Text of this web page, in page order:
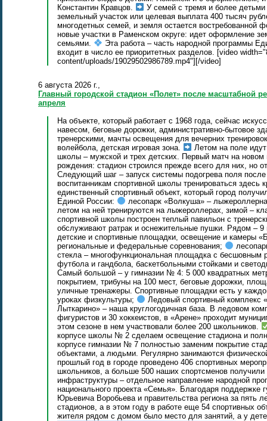
Константин Кравцов.
У семей с тремя и более
земельный участок или целевая выплата 400 тысяч
многодетных семей, и земля остается востребованной
новые участки в Раменском округе: идет оформление
семьями.
Эта работа – часть народной программы
входит в число ее приоритетных разделов. [video
content/uploads/19029502986789.mp4"][/video]
6 августа 2026 г.,
Главный городской стадион «Полет» после масштабной
апреля
На объекте, который работает с 1968 года, сейчас
навесом, беговые дорожки, административно-бытовое
тренерскими, мачты освещения для вечерних
волейбола, детская игровая зона.
Летом на поле
школы – мужской и трех детских. Первый матч на новом
рождения: стадион строился прежде всего для них, но
Следующий шаг – запуск системы подогрева поля после
воспитанникам спортивной школы тренироваться здесь
единственный спортивный объект, который город
Единой России:
лесопарк «Волкуша» –
летом на ней тренируются на лыжероллерах, зимой –
спортивной школы построен теплый павильон с
обслуживают ратрак и оснежительные пушки. Рядом –
детские и спортивные площадки, освещение и камеры
региональные и федеральные соревнования;
стекла – многофункциональная площадка с бесшовным
футбола и гандбола, баскетбольными стойками и
Самый большой – у гимназии № 4: 5 000 квадратных
покрытием, трибуны на 100 мест, беговые дорожки,
уличные тренажеры. Спортивные площадки есть у
уроках физкультуры;
Ледовый спортивный комплекс
Лыткарино» – наша круглогодичная база. В ледовом
фигуристов и 30 хоккеистов, в «Арене» проходит
этом сезоне в нем участвовали более 200 школьников.
корпусе школы № 2 сделаем освещение стадиона и
корпусе гимназии № 7 полностью заменим покрытие
объектами, а людьми. Регулярно занимаются
прошлый год в городе проведено 406 спортивных
школьников, а больше 500 наших спортсменов
инфраструктуры – отдельное направление народной
национального проекта «Семья». Благодаря поддержке
Юрьевича Воробьева и правительства региона за пять
стадионов, а в этом году в работе еще 54 спортивных
жителя рядом с домом было место для занятий, а у